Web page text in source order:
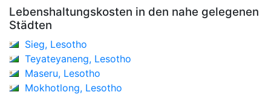
Lebenshaltungskosten in den nahe gelegenen
Städten
Sieg, Lesotho
Teyateyaneng, Lesotho
Maseru, Lesotho
Mokhotlong, Lesotho